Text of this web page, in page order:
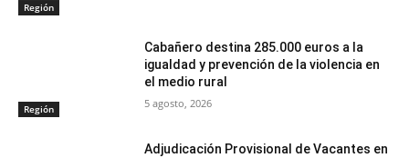
Región
Región
Cabañero destina 285.000 euros a la
igualdad y prevención de la violencia en
el medio rural
5 agosto, 2026
Adjudicación Provisional de Vacantes en